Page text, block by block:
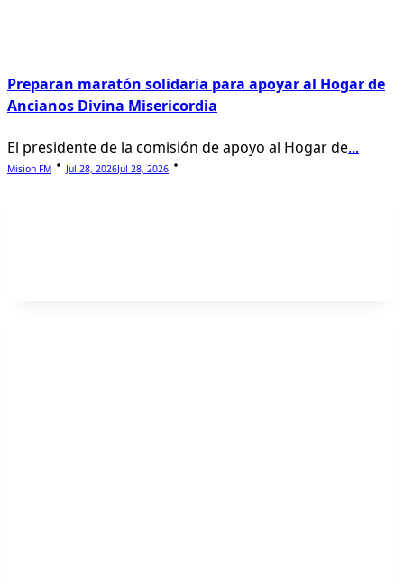
Preparan maratón solidaria para apoyar al Hogar de
Ancianos Divina Misericordia
El presidente de la comisión de apoyo al Hogar de...
Mision FM Jul 28, 2026Jul 28, 2026